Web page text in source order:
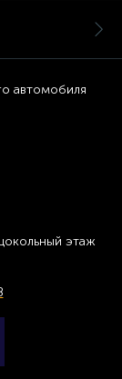
автомобиля
ный этаж